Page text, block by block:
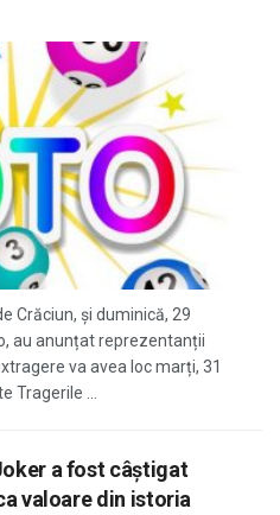
Crăciun, și duminică, 29
au anunțat reprezentanții
va avea loc marți, 31
Tragerile ...
a fost câştigat
valoare din istoria